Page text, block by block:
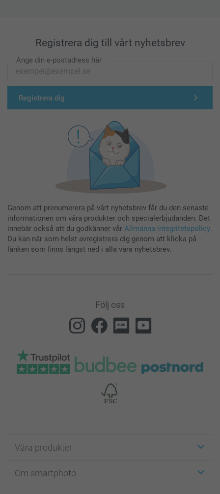
Registrera dig till vårt nyhetsbrev
Ange din e-postadress här
Registrera dig
Genom att prenumerera på vårt nyhetsbrev får du den senaste
informationen om våra produkter och specialerbjudanden. Det
innebär också att du godkänner vår Allmänna integritetspolicy.
Du kan när som helst avregistrera dig genom att klicka på
länken som finns längst ned i alla våra nyhetsbrev.
Följ oss
Våra produkter
Fotokort
Om smartphoto